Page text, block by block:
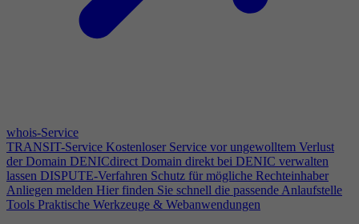
whois-Service
TRANSIT-Service Kostenloser Service vor ungewolltem Verlust
der Domain DENICdirect Domain direkt bei DENIC verwalten
lassen DISPUTE-Verfahren Schutz für mögliche Rechteinhaber
Anliegen melden Hier finden Sie schnell die passende Anlaufstelle
Tools Praktische Werkzeuge & Webanwendungen